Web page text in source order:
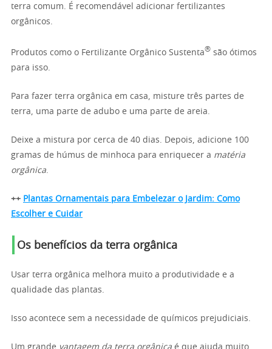
terra comum. É recomendável adicionar fertilizantes
orgânicos.
Produtos como o Fertilizante Orgânico Sustenta® são ótimos
para isso.
Para fazer terra orgânica em casa, misture três partes de
terra, uma parte de adubo e uma parte de areia.
Deixe a mistura por cerca de 40 dias. Depois, adicione 100
gramas de húmus de minhoca para enriquecer a matéria
orgânica.
++ Plantas Ornamentais para Embelezar o Jardim: Como
Escolher e Cuidar
Os benefícios da terra orgânica
Usar terra orgânica melhora muito a produtividade e a
qualidade das plantas.
Isso acontece sem a necessidade de químicos prejudiciais.
Um grande vantagem da terra orgânica é que ajuda muito